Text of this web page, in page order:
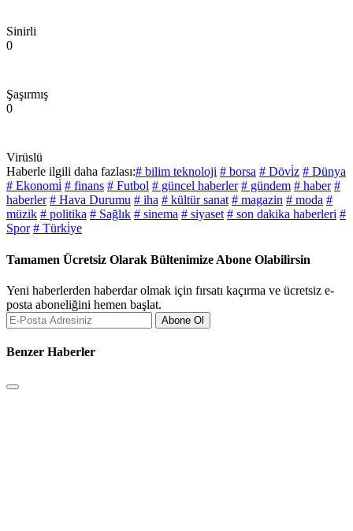
Sinirli
0
Şaşırmış
0
Virüslü
Haberle ilgili daha fazlası:# bilim teknoloji # borsa # Dövi̇z # Dünya
# Ekonomi̇ # finans # Futbol # güncel haberler # gündem # haber #
haberler # Hava Durumu # iha # kültür sanat # magazin # moda #
müzik # politika # Sağlık # sinema # siyaset # son dakika haberleri #
Spor # Türki̇ye
Tamamen Ücretsiz Olarak Bültenimize Abone Olabilirsin
Yeni haberlerden haberdar olmak için fırsatı kaçırma ve ücretsiz e-
posta aboneliğini hemen başlat.
Abone Ol
Benzer Haberler